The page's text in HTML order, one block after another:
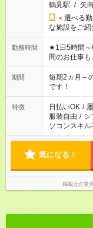
鶴見駅 / 矢
＜選べる
な施設をご紹
勤務時間
★1日5時間～
間のお仕事
庭の都合でお
週最低15時
期間
短期2ヵ月～
です！
特徴 日払いOK /
服装自由 / シ
ソコンスキル
気になる！
掲載元企業名